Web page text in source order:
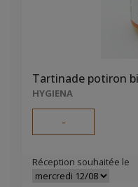
Tartinade potiron
HYGIENA
-
Réception souhaitée le